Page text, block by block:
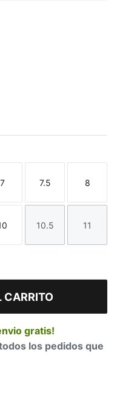
Talla
7
Talla
7.5
Talla
8
Talla Talla
10.5
Talla
11
CARRITO
gratis!
los pedidos que